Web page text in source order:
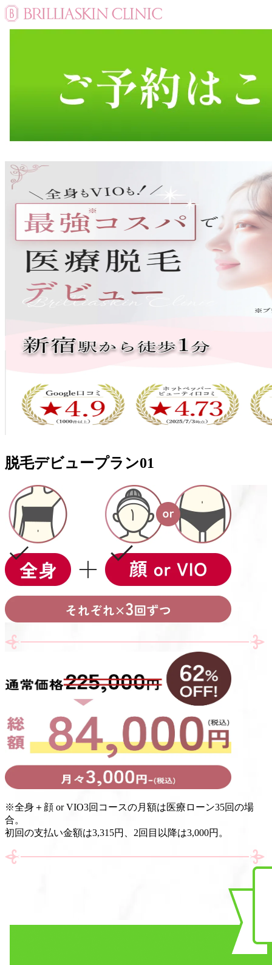
脱毛デビュープラン01
※全身＋顔 or VIO3回コースの月額は医療ローン35回の場
合。
初回の支払い金額は3,315円、2回目以降は3,000円。